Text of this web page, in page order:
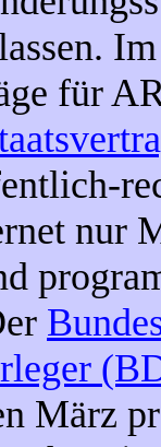
für
nur
März